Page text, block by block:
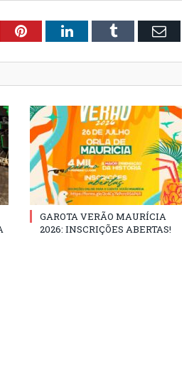
PinterestLinkedInTumblr Email
GAROTA VERÃO MAURÍCIA
2026: INSCRIÇÕES ABERTAS!